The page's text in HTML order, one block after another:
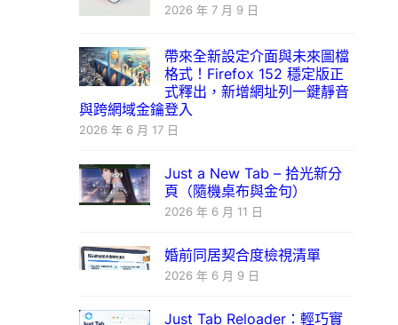
2026 年 7 月 9 日
帶來全新設定介面與未來圖檔
格式！Firefox 152 穩定版正
式釋出，新增網址列一鍵靜音
與跨網域金鑰登入
2026 年 6 月 17 日
Just a New Tab – 拾光新分
頁（隨機桌布與金句）
2026 年 6 月 11 日
婚前同居契合度檢視清單
2026 年 6 月 9 日
Just Tab Reloader：輕巧實